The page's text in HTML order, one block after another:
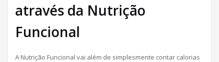
através da Nutrição
Funcional
A Nutrição Funcional vai além de simplesmente contar calorias